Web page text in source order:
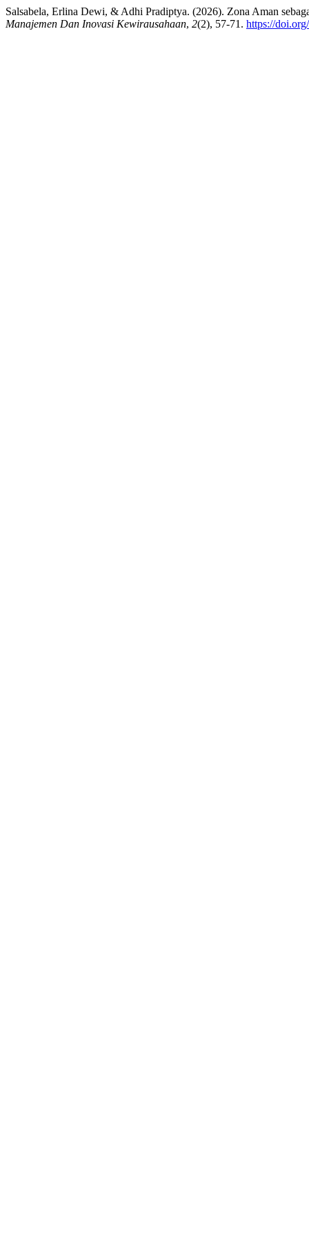
Salsabela, Erlina Dewi, & Adhi Pradiptya. (2026). Zona Aman
Manajemen Dan Inovasi Kewirausahaan, 2(2), 57-71. https://